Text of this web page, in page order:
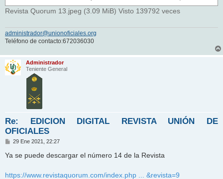
Revista Quorum 13.jpeg (3.09 MiB) Visto 139792 veces
administrador@unionoficiales.org
Teléfono de contacto:672036030
Administrador
Teniente General
Re: EDICION DIGITAL REVISTA UNIÓN DE
OFICIALES
M
n
j
29 Ene 2021, 22:27
Ya se puede descargar el número 14 de la Revista
https://www.revistaquorum.com/index.php ... &revista=9